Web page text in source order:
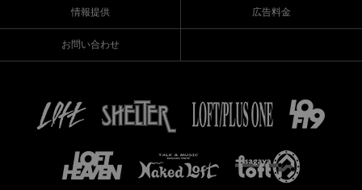
情報提供 広告料金
お問い合わせ